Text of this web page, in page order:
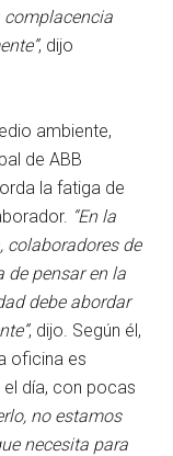
complacencia
, dijo
ambiente,
de ABB
la fatiga de
“En la
colaboradores de
de pensar en la
debe abordar
, dijo. Según él,
oficina es
día, con pocas
no estamos
necesita para